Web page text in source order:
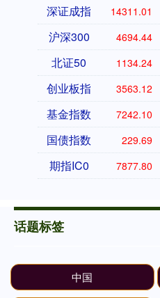
深证成指 14311.01
沪深300 4694.44
北证50 1134.24
创业板指 3563.12
基金指数 7242.10
国债指数 229.69
期指IC0 7877.80
话题标签
中国